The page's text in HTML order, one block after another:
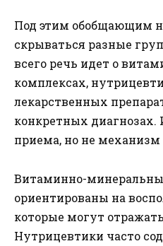
Под этим обобщающим
скрываться разные
всего речь идет о
комплексах,
лекарственных
конкретных
приема, но не механизм
Витаминно-
ориентированы на
которые могут
Нутрицевтики часто